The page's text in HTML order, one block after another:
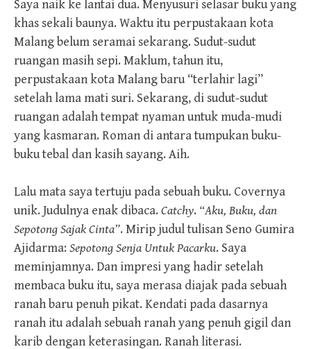
Saya naik ke lantai dua. Menyusuri selasar buku yang
khas sekali baunya. Waktu itu perpustakaan kota
Malang belum seramai sekarang. Sudut-sudut
ruangan masih sepi. Maklum, tahun itu,
perpustakaan kota Malang baru “terlahir lagi”
setelah lama mati suri. Sekarang, di sudut-sudut
ruangan adalah tempat nyaman untuk muda-mudi
yang kasmaran. Roman di antara tumpukan buku-
buku tebal dan kasih sayang. Aih.
Lalu mata saya tertuju pada sebuah buku. Covernya
unik. Judulnya enak dibaca. Catchy. “Aku, Buku, dan
Sepotong Sajak Cinta”. Mirip judul tulisan Seno Gumira
Ajidarma: Sepotong Senja Untuk Pacarku. Saya
meminjamnya. Dan impresi yang hadir setelah
membaca buku itu, saya merasa diajak pada sebuah
ranah baru penuh pikat. Kendati pada dasarnya
ranah itu adalah sebuah ranah yang penuh gigil dan
karib dengan keterasingan. Ranah literasi.